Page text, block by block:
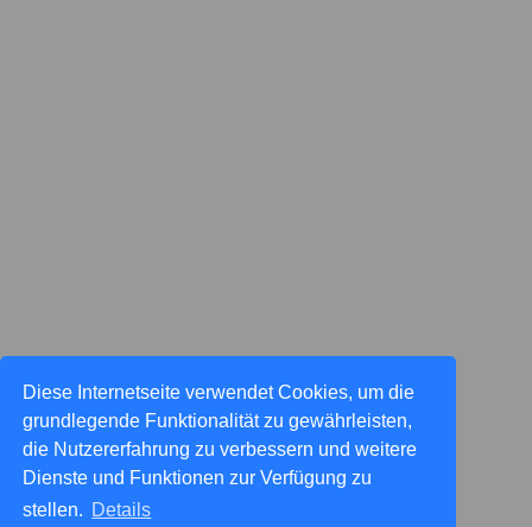
Diese Internetseite verwendet Cookies, um die
grundlegende Funktionalität zu gewährleisten,
die Nutzererfahrung zu verbessern und weitere
Dienste und Funktionen zur Verfügung zu
stellen. Details